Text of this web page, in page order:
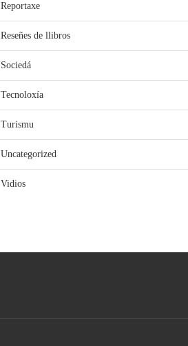
Reportaxe
Reseñes de llibros
Sociedá
Tecnoloxía
Turismu
Uncategorized
Vidios